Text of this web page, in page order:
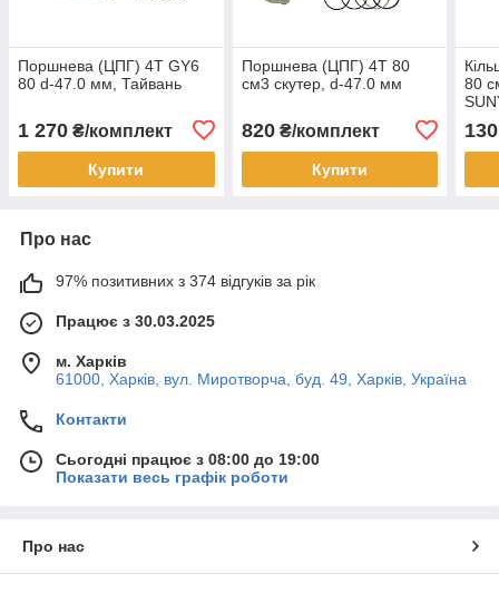
Поршнева (ЦПГ) 4T GY6
80 d-47.0 мм, Тайвань
1 270 ₴/комплект
Купити
Поршнева (ЦПГ) 4T 80
см3 скутер, d-47.0 мм
820₴/комплект
Купити
80
130
Про нас
97% позитивних з 374 відгуків за рік
Працює з 30.03.2025
м. Харків
61000, Харків, вул. Миротворча, буд. 49, Харків, Україна
Контакти
Сьогодні працює з 08:00 до 19:00
Показати весь графік роботи
Про нас